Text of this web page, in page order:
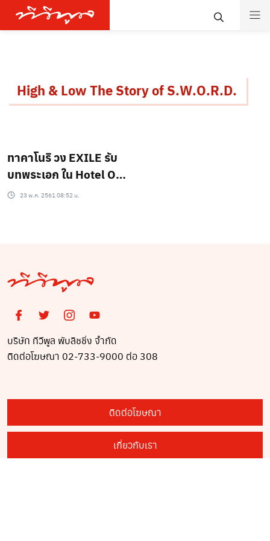
High & Low The Story of S.W.O.R.D.
ทาคาโนริ วง EXILE รับ
บทพระเอก ใน Hotel On
the Brick!
23 พ.ค. 2561 08:52 น.
บริษัท ทีวีพูล พับลิชชิ่ง จำกัด
ติดต่อโฆษณา 02-733-9000 ต่อ 308
ติดต่อโฆษณา
เกี่ยวกับเรา